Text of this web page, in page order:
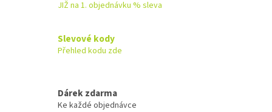
JIŽ na 1. objednávku % sleva
Slevové kody
Přehled kodu zde
Dárek zdarma
Ke každé objednávce